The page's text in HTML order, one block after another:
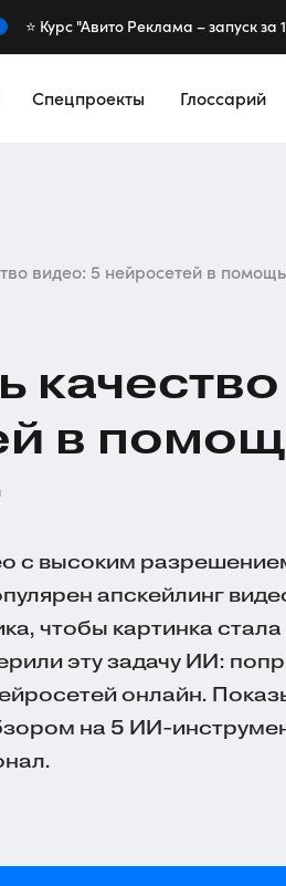
⭐️ Курс "Авито Реклама – запуск за
Спецпроекты Глоссарий
видео: 5 нейросетей в помощь
в
с высоким
апскейлинг
чтобы картинка
эту задачу ИИ:
онлайн.
на 5 ИИ-